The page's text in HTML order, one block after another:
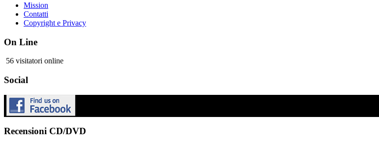
Mission
Contatti
Copyright e Privacy
On Line
56 visitatori online
Social
Recensioni CD/DVD